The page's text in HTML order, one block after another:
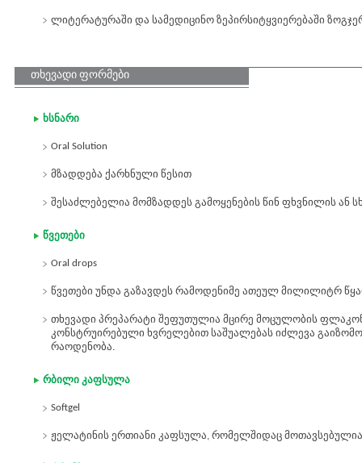
ლიტერატურაში და სამედიცინო ზეპირსიტყვიერებაში
თხევადი ფორმები
ხსნარი
Oral Solution
მზადდება ქარხნული წესით
შესაძლებელია მომზადდეს გამოყენების წინ ფხვნილის ან
წვეთები
Oral drops
წვეთები უნდა გაზავდეს რამოდენიმე ათეულ მილილიტრ
თხევადი პრეპარატი შეფუთულია მცირე მოცულობის
კონსტრუირებული ხვრელებით საშუალებას იძლევა
რაოდენობა.
რბილი კაფსულა
Softgel
ჟელატინის ერთიანი კაფსულა, რომელშიდაც